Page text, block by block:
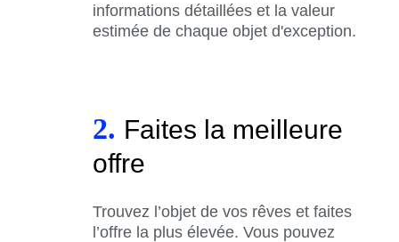
informations détaillées et la valeur
estimée de chaque objet d'exception.
2. Faites la meilleure
offre
Trouvez l’objet de vos rêves et faites
l’offre la plus élevée. Vous pouvez